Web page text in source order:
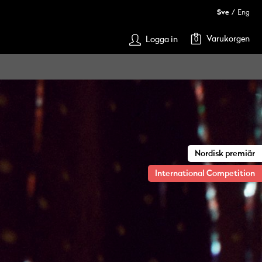
Sve Eng
Logga in 0 Varukorgen
Nordisk premiär
International Competition